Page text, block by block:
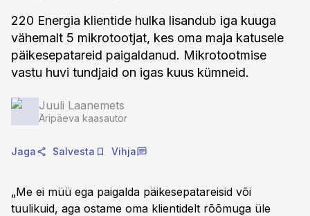
220 Energia klientide hulka lisandub iga kuuga
vähemalt 5 mikrotootjat, kes oma maja katusele
päikesepatareid paigaldanud. Mikrotootmise
vastu huvi tundjaid on igas kuus kümneid.
Juuli Laanemets
Äripäeva kaasautor
Jaga Salvesta Vihja
„Me ei müü ega paigalda päikesepatareisid või
tuulikuid, aga ostame oma klientidelt rõõmuga üle